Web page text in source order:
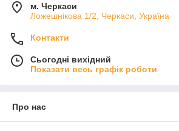
м. Черкаси
Ложешнікова 1/2, Черкаси, Україна
Контакти
Сьогодні вихідний
Показати весь графік роботи
Про нас